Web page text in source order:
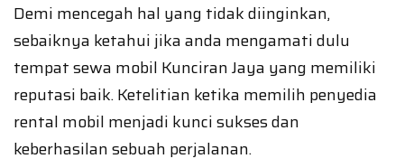
Demi mencegah hal yang tidak diinginkan,
sebaiknya ketahui jika anda mengamati dulu
tempat sewa mobil Kunciran Jaya yang memiliki
reputasi baik. Ketelitian ketika memilih penyedia
rental mobil menjadi kunci sukses dan
keberhasilan sebuah perjalanan.